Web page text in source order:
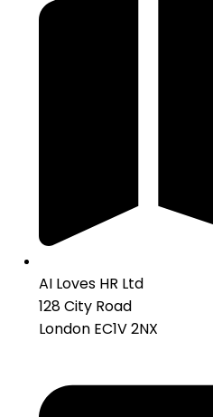
AI Loves HR Ltd
128 City Road
London EC1V 2NX